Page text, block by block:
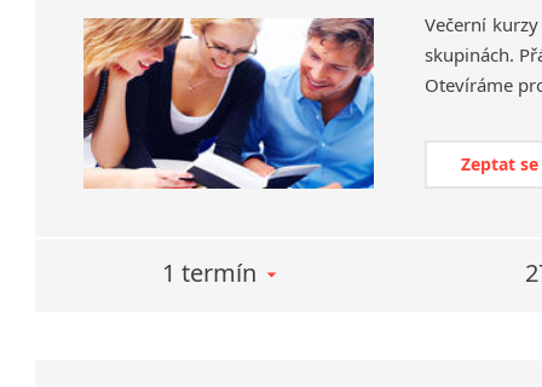
Večerní
skupinách.
Otevíráme
Zeptat
1 termín